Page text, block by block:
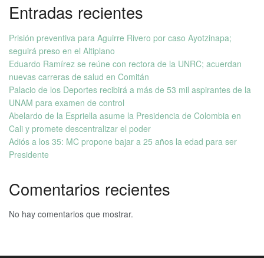
Entradas recientes
Prisión preventiva para Aguirre Rivero por caso Ayotzinapa;
seguirá preso en el Altiplano
Eduardo Ramírez se reúne con rectora de la UNRC; acuerdan
nuevas carreras de salud en Comitán
Palacio de los Deportes recibirá a más de 53 mil aspirantes de la
UNAM para examen de control
Abelardo de la Espriella asume la Presidencia de Colombia en
Cali y promete descentralizar el poder
Adiós a los 35: MC propone bajar a 25 años la edad para ser
Presidente
Comentarios recientes
No hay comentarios que mostrar.